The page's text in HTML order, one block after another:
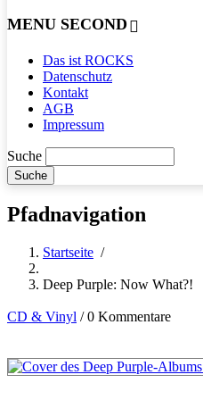
MENU SECOND
Das ist ROCKS
Datenschutz
Kontakt
AGB
Impressum
Suche
Pfadnavigation
Startseite /
Deep Purple: Now What?!
CD & Vinyl /0 Kommentare